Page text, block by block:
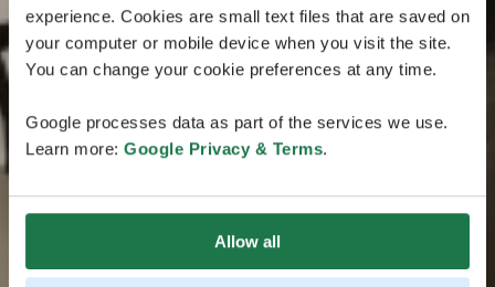
experience. Cookies are small text files that are saved on
your computer or mobile device when you visit the site.
You can change your cookie preferences at any time.
Google processes data as part of the services we use.
Learn more: Google Privacy & Terms.
Allow all